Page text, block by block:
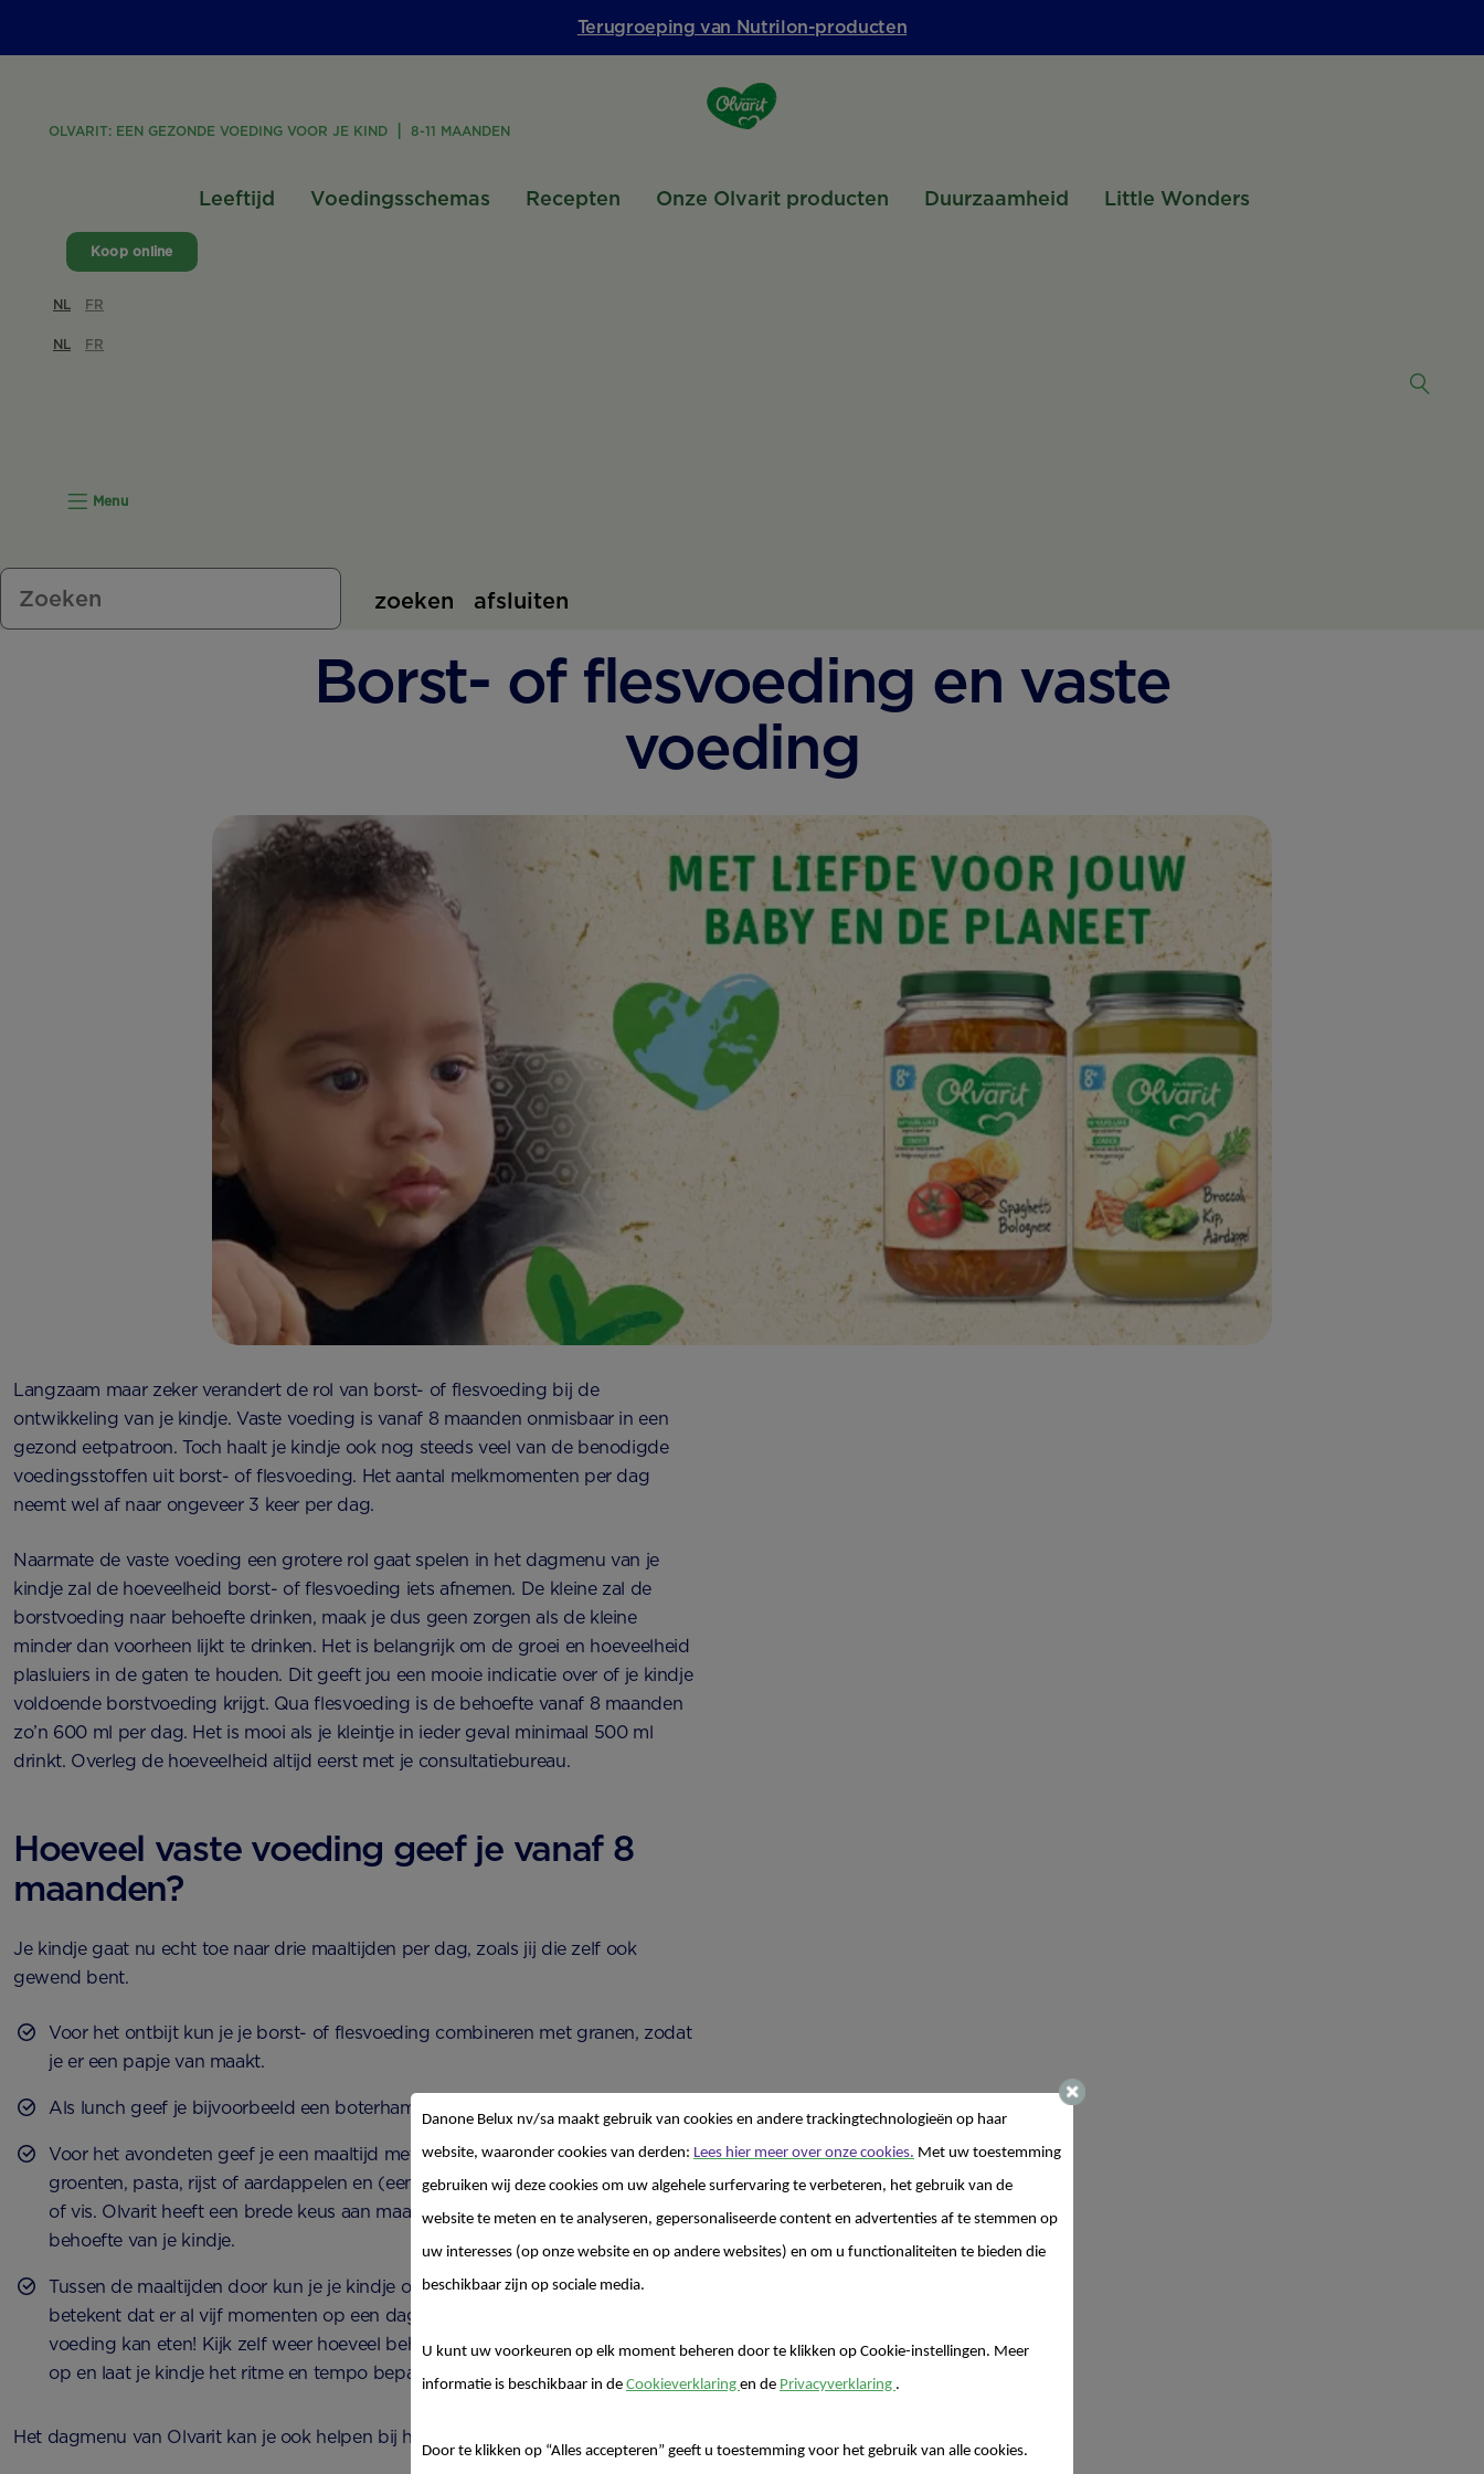
Terugroeping van Nutrilon-producten
Leeftijd Voedingsschemas Recepten Onze Olvarit producten Duurzaamheid Little Wonders
Koop online
NL FR
NL FR
Menu
zoeken afsluiten
Borst- of flesvoeding en vaste
voeding
OLVARIT: EEN GEZONDE VOEDING VOOR JE KIND 8-11 MAANDEN
Langzaam maar zeker verandert de rol van borst- of flesvoeding bij de
ontwikkeling van je kindje. Vaste voeding is vanaf 8 maanden onmisbaar in een
gezond eetpatroon. Toch haalt je kindje ook nog steeds veel van de benodigde
voedingsstoffen uit borst- of flesvoeding. Het aantal melkmomenten per dag
neemt wel af naar ongeveer 3 keer per dag.
Naarmate de vaste voeding een grotere rol gaat spelen in het dagmenu van je
kindje zal de hoeveelheid borst- of flesvoeding iets afnemen. De kleine zal de
borstvoeding naar behoefte drinken, maak je dus geen zorgen als de kleine
minder dan voorheen lijkt te drinken. Het is belangrijk om de groei en hoeveelheid
plasluiers in de gaten te houden. Dit geeft jou een mooie indicatie over of je kindje
voldoende borstvoeding krijgt. Qua flesvoeding is de behoefte vanaf 8 maanden
zo’n 600 ml per dag. Het is mooi als je kleintje in ieder geval minimaal 500 ml
drinkt. Overleg de hoeveelheid altijd eerst met je consultatiebureau.
Hoeveel vaste voeding geef je vanaf 8
maanden?
Je kindje gaat nu echt toe naar drie maaltijden per dag, zoals jij die zelf ook
gewend bent.
Voor het ontbijt kun je je borst- of flesvoeding combineren met granen, zodat
je er een papje van maakt.
Als lunch geef je bijvoorbeeld een boterham met margarine en beleg.
Voor het avondeten geef je een maaltijd met kleine zachte stukjes van
groenten, pasta, rijst of aardappelen en (een) vlees(vervanger), peulvruchten
of vis. Olvarit heeft een brede keus aan maaltijden die afgestemd zijn op de
behoefte van je kindje.
Tussen de maaltijden door kun je je kindje ook een tussendoortje geven. Dat
betekent dat er al vijf momenten op een dag zijn waarop je kleintje vaste
voeding kan eten! Kijk zelf weer hoeveel behoefte hij heeft. Bouw langzaam
op en laat je kindje het ritme en tempo bepalen.
Het dagmenu van Olvarit kan je ook helpen bij het maken van keuzes.
Danone Belux nv/sa maakt gebruik van cookies en andere trackingtechnologieën op haar
website, waaronder cookies van derden: Lees hier meer over onze cookies. Met uw toestemming
gebruiken wij deze cookies om uw algehele surfervaring te verbeteren, het gebruik van de
website te meten en te analyseren, gepersonaliseerde content en advertenties af te stemmen op
uw interesses (op onze website en op andere websites) en om u functionaliteiten te bieden die
beschikbaar zijn op sociale media.
U kunt uw voorkeuren op elk moment beheren door te klikken op Cookie-instellingen. Meer
informatie is beschikbaar in de Cookieverklaring en de Privacyverklaring .
Door te klikken op “Alles accepteren” geeft u toestemming voor het gebruik van alle cookies.